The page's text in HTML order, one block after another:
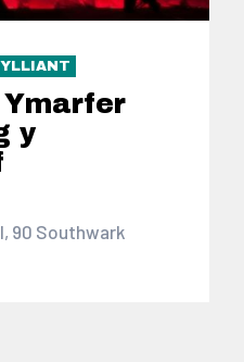
Ymarfer
y
90 Southwark